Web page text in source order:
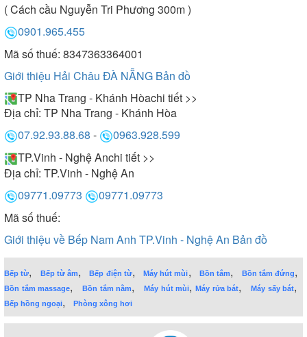
( Cách cầu Nguyễn Tri Phương 300m )
0901.965.455
Mã số thuế: 8347363364001
Giới thiệu Hải Châu ĐÀ NẴNG Bản đồ
TP Nha Trang - Khánh Hòachi tiết >>
Địa chỉ: TP Nha Trang - Khánh Hòa
07.92.93.88.68 -
0963.928.599
TP.Vinh - Nghệ Anchi tiết >>
Địa chỉ: TP.Vinh - Nghệ An
09771.09773
09771.09773
Mã số thuế:
Giới thiệu về Bếp Nam Anh TP.Vinh - Nghệ An Bản đồ
Bếp từ, Bếp từ âm,Bếp điện từ,Máy hút mùi, Bồn tắm, Bồn tắm đứng,
Bồn tắm massage,Bồn tắm nằm,Máy hút mùi,Máy rửa bát,Máy sấy bát,
Bếp hồng ngoại, Phòng xông hơi